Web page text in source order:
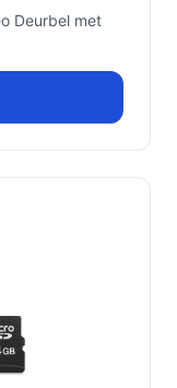
Deurbel met